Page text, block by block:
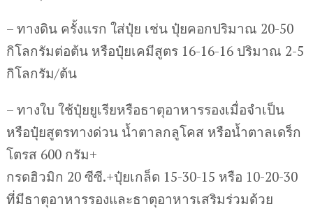
– ทางดิน ครั้งแรก ใส่ปุ๋ย เช่น ปุ๋ยคอกปริมาณ 20-50
กิโลกรัมต่อต้น หรือปุ๋ยเคมีสูตร 16-16-16 ปริมาณ 2-5
กิโลกรัม/ต้น
– ทางใบ ใช้ปุ๋ยยูเรียหรือธาตุอาหารรองเมื่อจำเป็น
หรือปุ๋ยสูตรทางด่วน น้ำตาลกลูโคส หรือน้ำตาลเดร็ก
โตรส 600 กรัม+
กรดฮิวมิก 20 ซีซี.+ปุ๋ยเกล็ด 15-30-15 หรือ 10-20-30
ที่มีธาตุอาหารรองและธาตุอาหารเสริมร่วมด้วย